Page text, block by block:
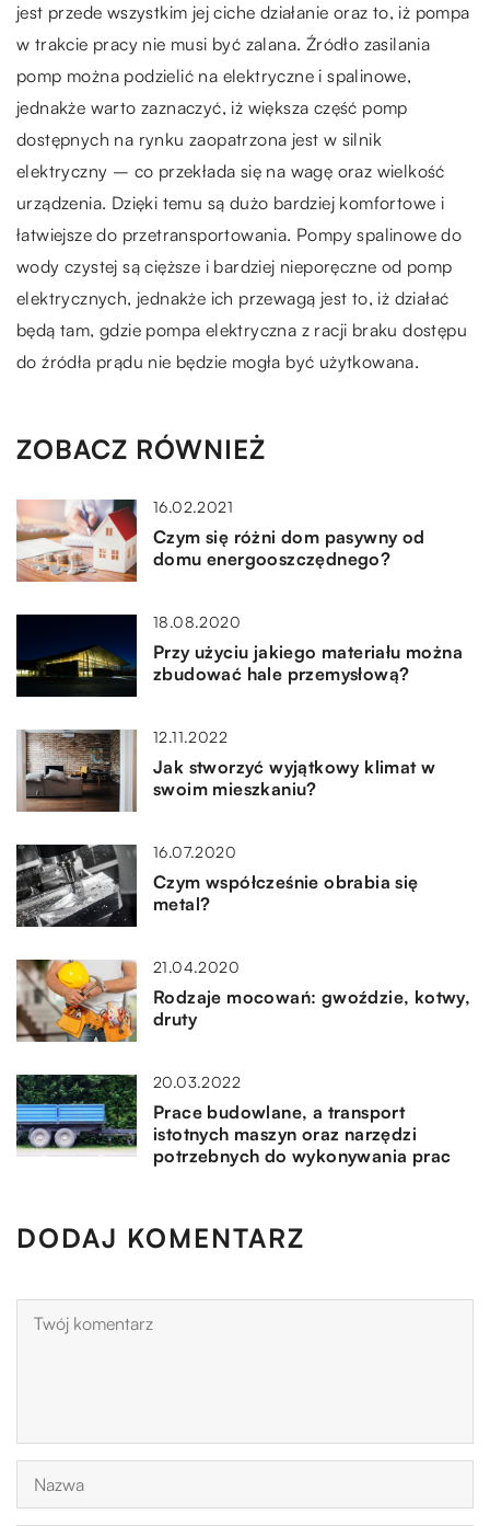
jest przede wszystkim jej ciche działanie oraz to, iż pompa
w trakcie pracy nie musi być zalana. Źródło zasilania
pomp można podzielić na elektryczne i spalinowe,
jednakże warto zaznaczyć, iż większa część pomp
dostępnych na rynku zaopatrzona jest w silnik
elektryczny – co przekłada się na wagę oraz wielkość
urządzenia. Dzięki temu są dużo bardziej komfortowe i
łatwiejsze do przetransportowania. Pompy spalinowe do
wody czystej są cięższe i bardziej nieporęczne od pomp
elektrycznych, jednakże ich przewagą jest to, iż działać
będą tam, gdzie pompa elektryczna z racji braku dostępu
do źródła prądu nie będzie mogła być użytkowana.
ZOBACZ RÓWNIEŻ
16.02.2021
Czym się różni dom pasywny od
domu energooszczędnego?
18.08.2020
Przy użyciu jakiego materiału można
zbudować hale przemysłową?
12.11.2022
Jak stworzyć wyjątkowy klimat w
swoim mieszkaniu?
16.07.2020
Czym współcześnie obrabia się
metal?
21.04.2020
Rodzaje mocowań: gwoździe, kotwy,
druty
20.03.2022
Prace budowlane, a transport
istotnych maszyn oraz narzędzi
potrzebnych do wykonywania prac
DODAJ KOMENTARZ